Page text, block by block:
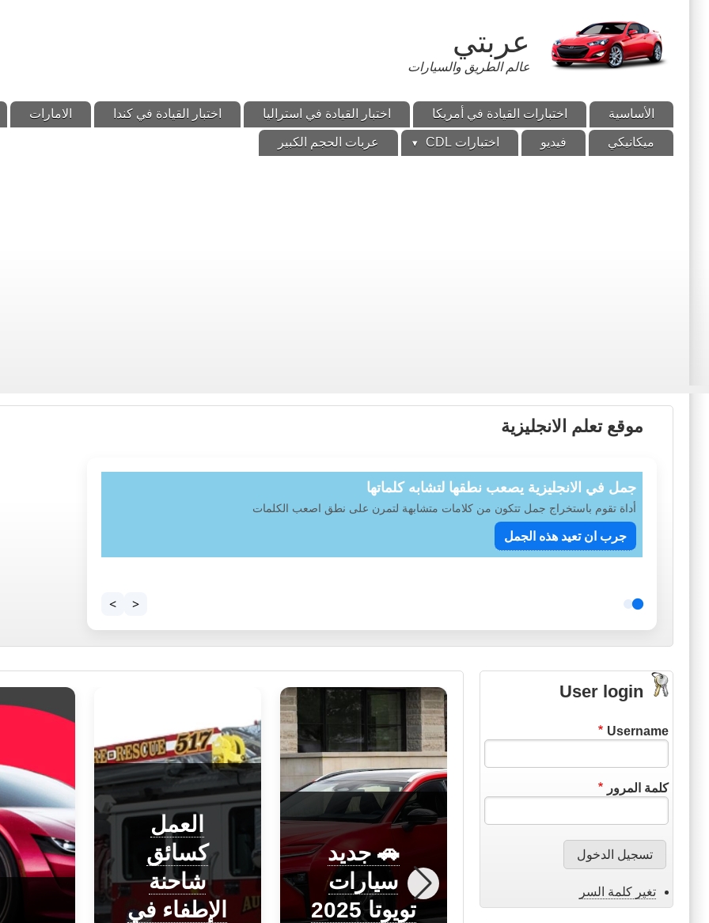
عربتي
عالم الطريق والسيارات
الأساسية اختبارات القيادة في أمريكا اختبار القيادة في استراليا اختبار القيادة في كندا الامارات
ميكانيكي فيديو اختبارات CDL عربات الحجم الكبير
موقع تعلم الانجليزية
جمل في الانجليزية يصعب نطقها لتشابه كلماتها
أداة تقوم باستخراج جمل تتكون من كلامات متشابهة لتمرن على نطق اصعب الكلمات
جرب ان تعيد هذه الجمل
<
>
User login
Username
كلمة المرور
تغير كلمة السر
اختبار القيادة
🚗 جديد
سيارات
تويوتا 2025
العمل
كسائق
شاحنة
الإطفاء في